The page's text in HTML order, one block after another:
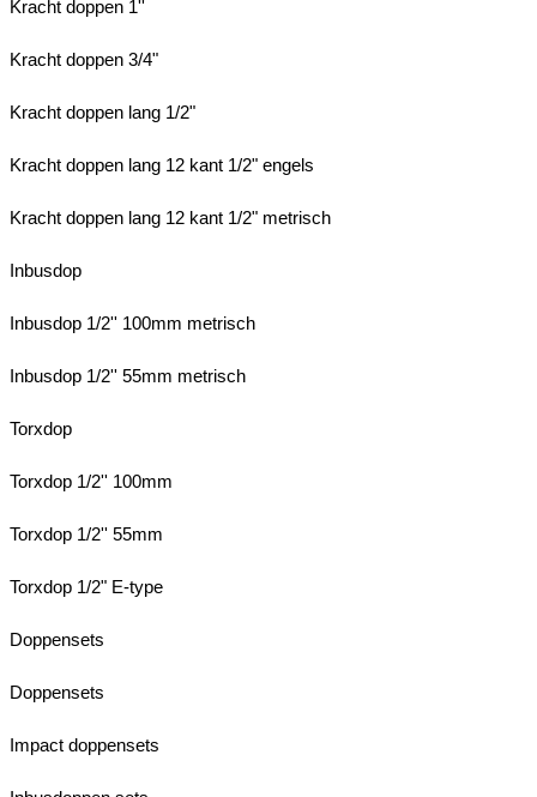
Kracht doppen 1''
Kracht doppen 3/4"
Kracht doppen lang 1/2"
Kracht doppen lang 12 kant 1/2" engels
Kracht doppen lang 12 kant 1/2" metrisch
Inbusdop
Inbusdop 1/2'' 100mm metrisch
Inbusdop 1/2'' 55mm metrisch
Torxdop
Torxdop 1/2'' 100mm
Torxdop 1/2'' 55mm
Torxdop 1/2" E-type
Doppensets
Doppensets
Impact doppensets